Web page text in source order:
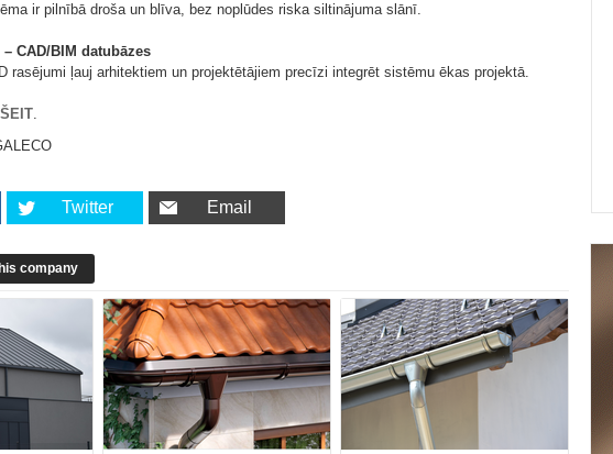
ir pilnībā droša un blīva, bez noplūdes riska siltinājuma slānī.
CAD/BIM datubāzes
rasējumi ļauj arhitektiem un projektētājiem precīzi integrēt sistēmu ēkas projektā.
ŠEIT.
Twitter Email
company